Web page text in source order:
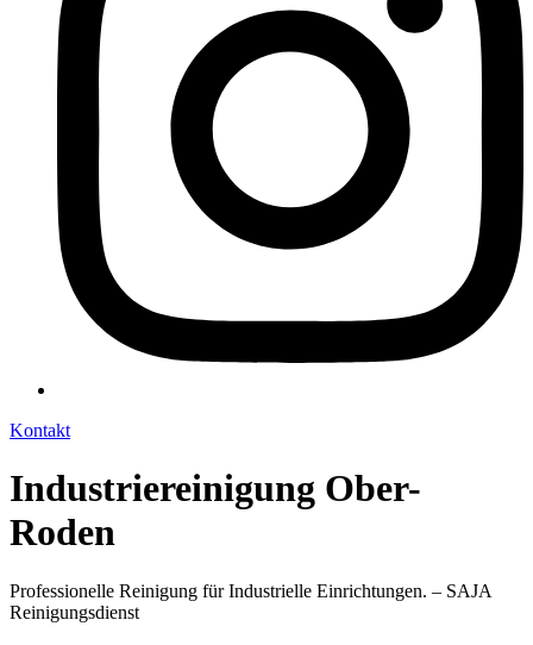
Kontakt
Industriereinigung Ober-
Roden
Professionelle Reinigung für Industrielle Einrichtungen. – SAJA
Reinigungsdienst